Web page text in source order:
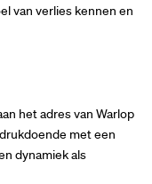
van verlies kennen en
het adres van Warlop
met een
dynamiek als